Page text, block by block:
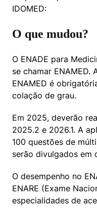
IDOMED:
O que mudou?
O ENADE para
se chamar ENAMED.
ENAMED é
colação de grau.
Em 2025, deverão
2025.2 e 2026.1. A
100 questões de
serão divulgados em
O desempenho no
ENARE (Exame
especialidades de